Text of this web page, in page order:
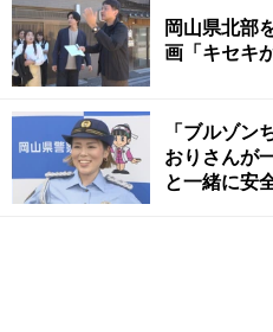
岡山県北部
画「キセキ
「ブルゾ
おりさんが
と一緒に安